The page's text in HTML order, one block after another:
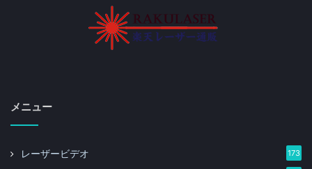
メニュー
レーザービデオ 173